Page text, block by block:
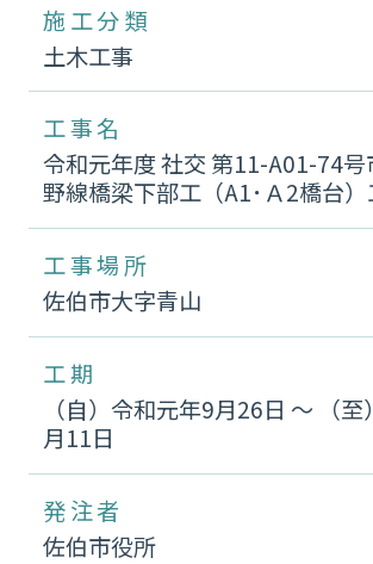
施工分類
土木工事
工事名
令和元年度 社交 第11-A01-74
野線橋梁下部工（A1･Ａ2橋台）
工事場所
佐伯市大字青山
工期
（自）令和元年9月26日 〜 （
月11日
発注者
佐伯市役所